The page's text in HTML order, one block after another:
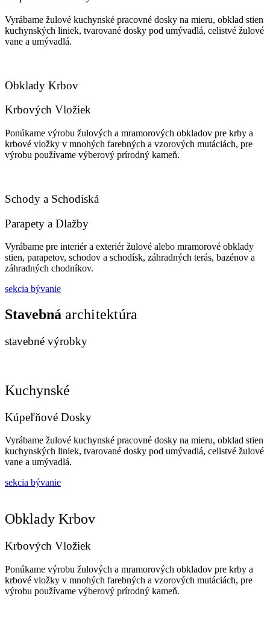
Vyrábame žulové kuchynské pracovné dosky na mieru, obklad stien
kuchynských liniek, tvarované dosky pod umývadlá, celistvé žulové
vane a umývadlá.
Obklady Krbov
Krbových Vložiek
Ponúkame výrobu žulových a mramorových obkladov pre krby a
krbové vložky v mnohých farebných a vzorových mutáciách, pre
výrobu používame výberový prírodný kameň.
Schody a Schodiská
Parapety a Dlažby
Vyrábame pre interiér a exteriér žulové alebo mramorové obklady
stien, parapetov, schodov a schodísk, záhradných terás, bazénov a
záhradných chodníkov.
sekcia bývanie
Stavebná architektúra
stavebné výrobky
Kuchynské
Kúpeľňové Dosky
Vyrábame žulové kuchynské pracovné dosky na mieru, obklad stien
kuchynských liniek, tvarované dosky pod umývadlá, celistvé žulové
vane a umývadlá.
sekcia bývanie
Obklady Krbov
Krbových Vložiek
Ponúkame výrobu žulových a mramorových obkladov pre krby a
krbové vložky v mnohých farebných a vzorových mutáciách, pre
výrobu používame výberový prírodný kameň.